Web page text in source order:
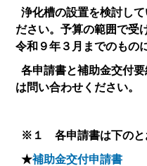
浄化槽の設置を検討し
ださい。予算の範囲で受
令和９年３月までのもの
各申請書と補助金交付
は問い合わせください。
※１ 各申請書は下のと
★補助金交付申請書